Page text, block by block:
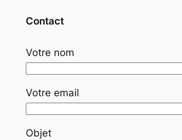
Contact
Votre nom
Votre email
Objet